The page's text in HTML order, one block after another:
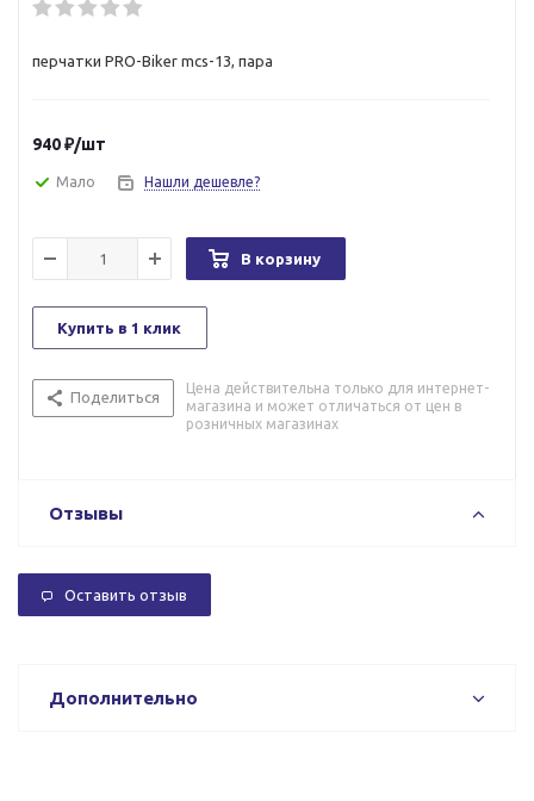
перчатки PRO-Biker mcs-13, пара
940₽/шт
Мало Нашли дешевле?
В корзину
Купить в 1 клик
Поделиться
Цена действительна только для интернет-
магазина и может отличаться от цен в
розничных магазинах
Отзывы
Оставить отзыв
Дополнительно